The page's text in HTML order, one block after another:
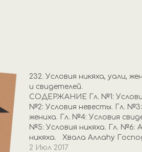
232. Условия никяха, уали,
и свидетелей.
СОДЕРЖАНИЕ Гл. №1:
№2: Условия невесты. Гл.
жениха. Гл. №4: Условия
№5: Условия никяха. Гл. №6:
никяха. Хвала Аллаhу
мир и благословение
2 Июл 2017